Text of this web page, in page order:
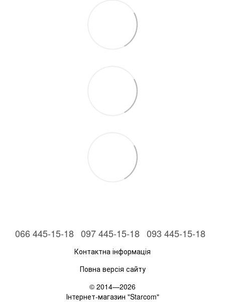
066 445-15-18 097 445-15-18 093 445-15-18
Контактна інформація
Повна версія сайту
© 2014—2026
Інтернет-магазин "Starcom"